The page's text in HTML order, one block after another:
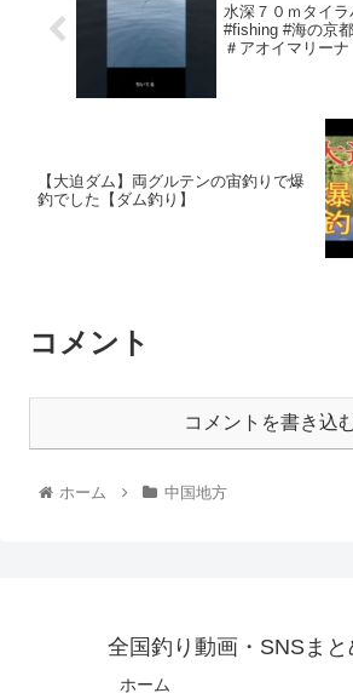
水深７０ｍタイ
#fishing #海の京
＃アオイマリーナ
【大迫ダム】両グルテンの宙釣りで爆
釣でした【ダム釣り】
コメント
コメントを書き込
ホーム 中国地方
全国釣り動画・SNSまと
ホーム